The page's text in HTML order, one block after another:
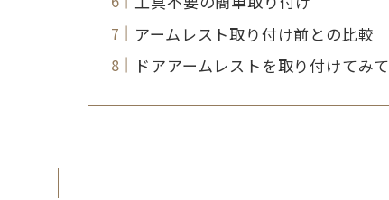
アームレスト取り付け前との比較
ドアアームレストを取り付けてみて